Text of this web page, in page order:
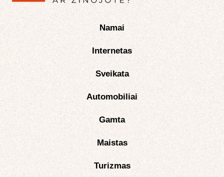
Namai
Internetas
Sveikata
Automobiliai
Gamta
Maistas
Turizmas